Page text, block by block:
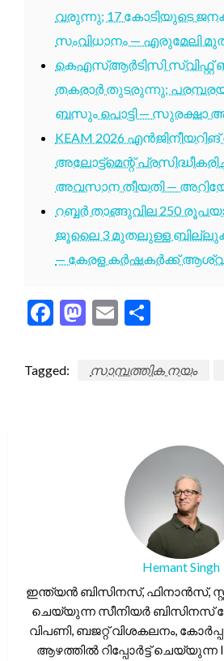
വരുന്നു; 17 കോടിയുടെ
സംവിധാനം — എരുമേലി
കെഎസ്ആർടിസി
തകരാർ തുടരുന്നു;
ബസും പൊട്ടി — സുരക്ഷാ
KEAM 2026 എൻജിനീയറിങ്
അലോട്ട്മെന്റ്
അവസാന തീയതി —
റബ്ബർ താങ്ങുവില 250
ജൂലൈ 3 മുതലുള്ള
— കേരള കർഷകർക്ക്
Facebook
Mastodon
Email
Tagged: സാമ്പത്തിക നയം
Hemant Singh
ഇന്ത്യൻ ബിസിനസ്, ഫിനാൻസ്,
ചെയ്യുന്ന സീനിയർ ബിസിനസ്
വിപണി, ബജറ്റ് വിശകലനം,
ആഴത്തിൽ റിപ്പോർട്ട് ചെയ്യുന്ന